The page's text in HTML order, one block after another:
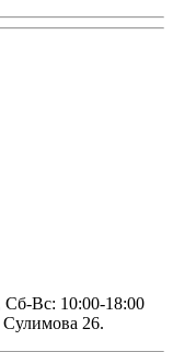
Вс: 10:00-18:00
Сулимова 26.